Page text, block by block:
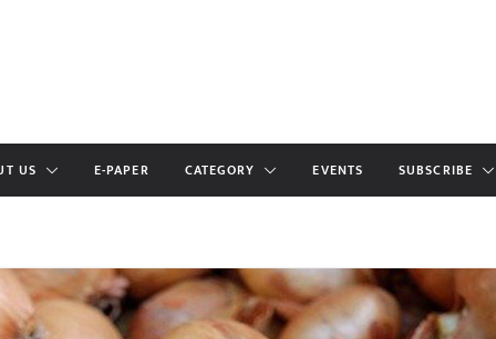
US E-PAPER CATEGORY EVENTS SUBSCRIBE